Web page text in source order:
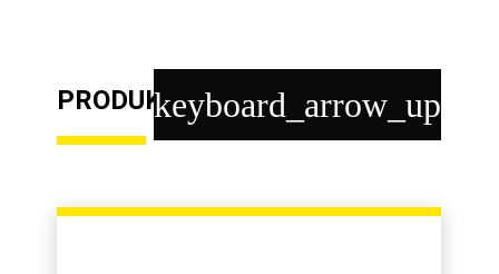
PRODUKTABTEILUNG
keyboard_arrow_up